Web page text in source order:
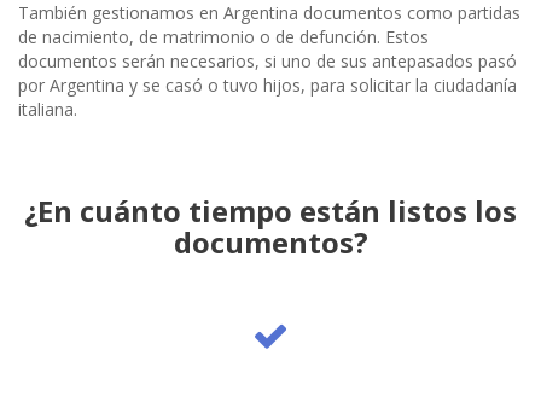
También gestionamos en Argentina documentos como partidas
de nacimiento, de matrimonio o de defunción. Estos
documentos serán necesarios, si uno de sus antepasados pasó
por Argentina y se casó o tuvo hijos, para solicitar la ciudadanía
italiana.
¿En cuánto tiempo están listos los
documentos?